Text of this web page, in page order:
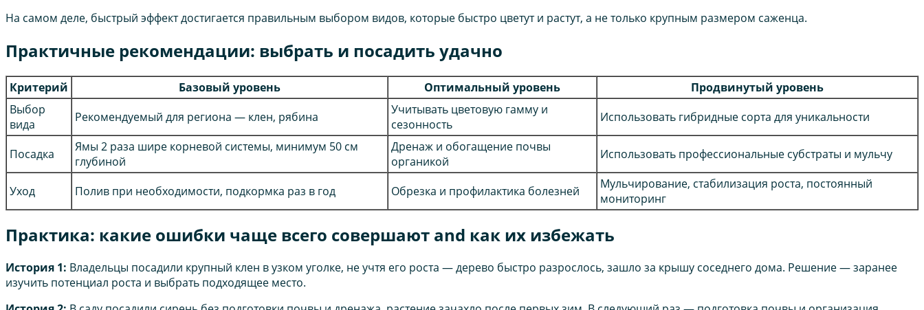
На самом деле, быстрый эффект достигается правильным выбором видов, которые быстро цветут и растут, а не только крупным размером саженца.
Практичные рекомендации: выбрать и посадить удачно
Критерий Базовый уровень Оптимальный уровень
Продвинутый уровень
Выбор
вида
Рекомендуемый для региона — клен, рябина
Учитывать цветовую гамму и
сезонность
Использовать гибридные сорта для уникальности
Посадка
Ямы 2 раза шире корневой системы, минимум 50 см
глубиной
Дренаж и обогащение почвы
органикой
Использовать профессиональные субстраты и мульчу
Уход Полив при необходимости, подкормка раз в год Обрезка и профилактика болезней
Мульчирование, стабилизация роста, постоянный
мониторинг
Практика: какие ошибки чаще всего совершают and как их избежать
История 1: Владельцы посадили крупный клен в узком уголке, не учтя его роста — дерево быстро разрослось, зашло за крышу соседнего дома. Решение — заранее
изучить потенциал роста и выбрать подходящее место.